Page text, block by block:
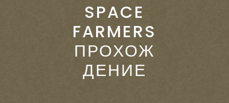
SPACE
FARMERS
ПРОХОЖ
ДЕНИЕ